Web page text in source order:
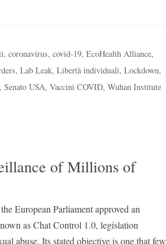
,coronavirus,covid-19,EcoHealth Alliance,
, Lab Leak, Libertà individuali, Lockdown,
, Senato USA, Vaccini COVID, Wuhan Institute
of Millions of
European Parliament approved an
as Chat Control 1.0, legislation
abuse. Its stated objective is one that few